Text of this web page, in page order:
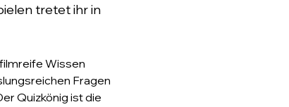
tretet ihr in
Wissen
Fragen
Quizkönig ist die